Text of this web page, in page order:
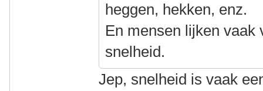
heggen, hekken, enz.
En mensen lijken vaak
snelheid.
Jep, snelheid is vaak